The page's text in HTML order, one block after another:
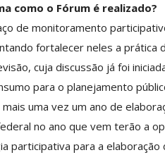
como o Fórum é realizado?
de monitoramento
fortalecer neles a prática
cuja discussão já foi
para o planejamento
uma vez um ano de
no ano que vem terão a
participativa para a elaboração